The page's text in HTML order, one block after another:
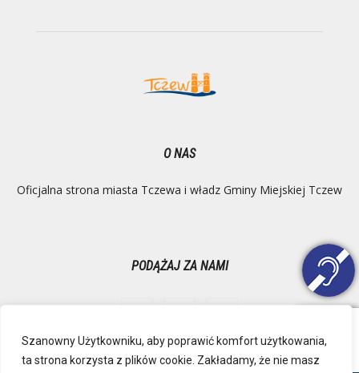
Szanowny Użytkowniku, aby poprawić komfort użytkowania,
ta strona korzysta z plików cookie. Zakładamy, że nie masz
O NAS
Oficjalna strona miasta Tczewa i władz Gminy Miejskiej Tczew
PODĄŻAJ ZA NAMI